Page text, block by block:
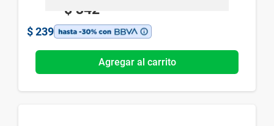
$ 342
$ 239
Agregar al carrito